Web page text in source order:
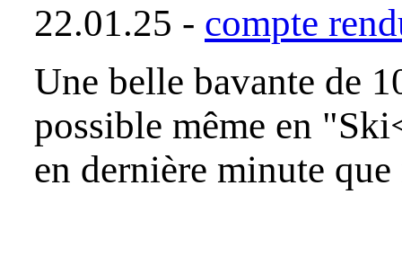
22.01.25 - compte
Une belle bavante de
possible même en
en dernière minute